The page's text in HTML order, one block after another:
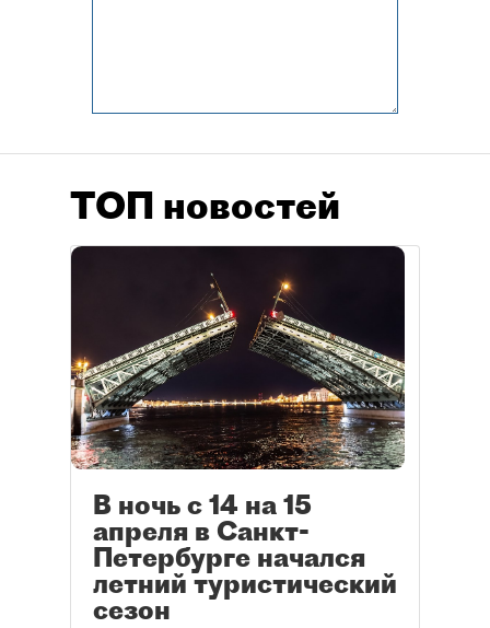
ТОП новостей
В ночь с 14 на 15
апреля в Санкт-
Петербурге начался
летний туристический
сезон